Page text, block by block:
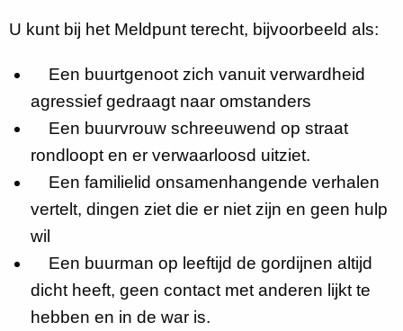
U kunt bij het Meldpunt terecht, bijvoorbeeld als:
Een buurtgenoot zich vanuit verwardheid
agressief gedraagt naar omstanders
Een buurvrouw schreeuwend op straat
rondloopt en er verwaarloosd uitziet.
Een familielid onsamenhangende verhalen
vertelt, dingen ziet die er niet zijn en geen hulp
wil
Een buurman op leeftijd de gordijnen altijd
dicht heeft, geen contact met anderen lijkt te
hebben en in de war is.